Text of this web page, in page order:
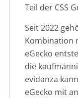
Teil der CSS
Seit 2022
Kombination
eGecko
die
evidanza
eGecko mit